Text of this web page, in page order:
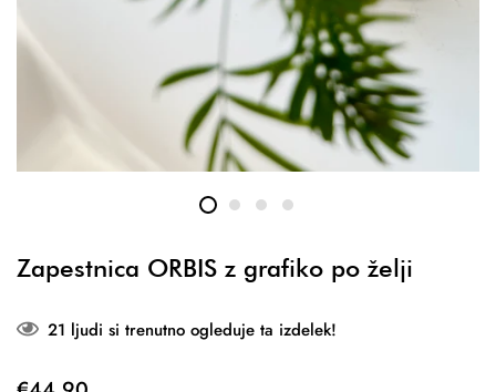
Zapestnica ORBIS z grafiko po želji
21 ljudi si trenutno ogleduje ta izdelek!
Redna